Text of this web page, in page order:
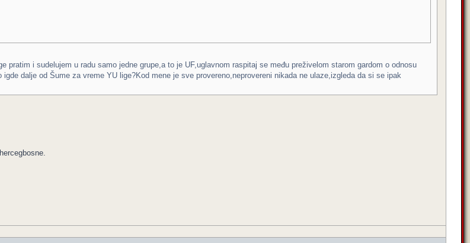
pratim i sudelujem u radu samo jedne grupe,a to je UF,uglavnom raspitaj se među preživelom starom gardom o odnosu
dalje od Šume za vreme YU lige?Kod mene je sve provereno,neprovereni nikada ne ulaze,izgleda da si se ipak